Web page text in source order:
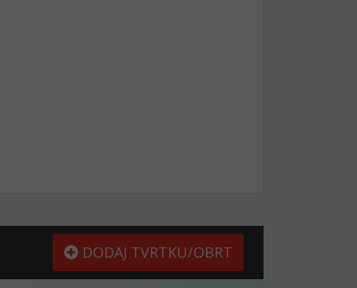
DODAJ TVRTKU/OBRT